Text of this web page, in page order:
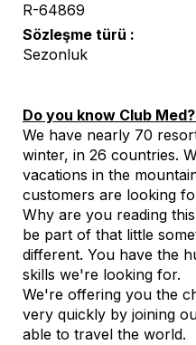
R-64869
Sözleşme türü
Sezonluk
Do you know Club Med?
We have nearly 70
winter, in 26 countries.
vacations in the
customers are looking
Why are you reading
be part of that little
different. You have the
skills we're looking for.
We're offering you the
very quickly by joining
able to travel the world.